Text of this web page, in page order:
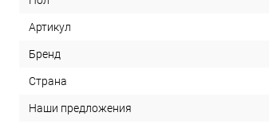
Артикул
Бренд
Страна
Наши предложения